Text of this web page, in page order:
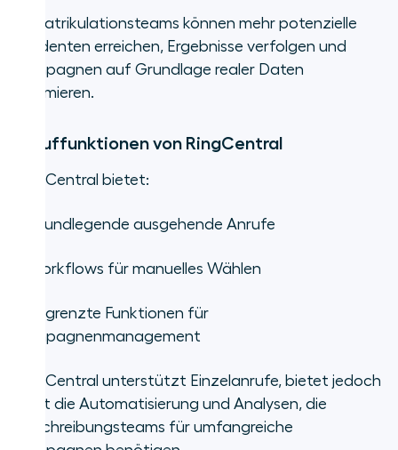
Immatrikulationsteams können mehr potenzielle
Studenten erreichen, Ergebnisse verfolgen und
Kampagnen auf Grundlage realer Daten
optimieren.
Anruffunktionen von RingCentral
RingCentral bietet:
Grundlegende ausgehende Anrufe
Workflows für manuelles Wählen
Begrenzte Funktionen für
Kampagnenmanagement
RingCentral unterstützt Einzelanrufe, bietet jedoch
nicht die Automatisierung und Analysen, die
Einschreibungsteams für umfangreiche